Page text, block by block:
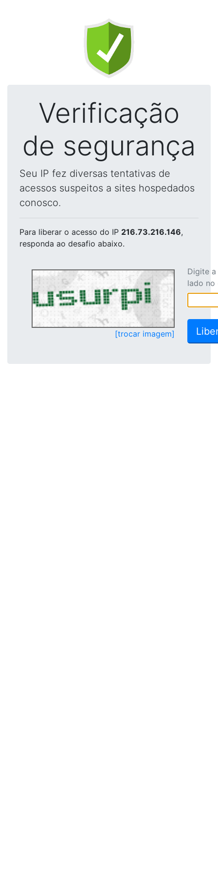
Verificação
de segurança
Seu IP fez diversas tentativas de
acessos suspeitos a sites hospedados
conosco.
Para liberar o acesso do IP 216.73.216.146,
responda ao desafio abaixo.
[trocar imagem]
Digite
lado no